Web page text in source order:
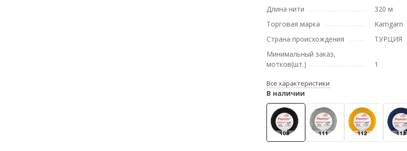
Длина нити
320 м
Торговая марка
Kamgarn
Страна происхождения
ТУРЦИЯ
Минимальный заказ,
мотков(шт.)
1
Все характеристики
В наличии